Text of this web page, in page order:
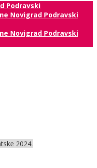
Podravski
Novigrad Podravski
Novigrad Podravski
2024.